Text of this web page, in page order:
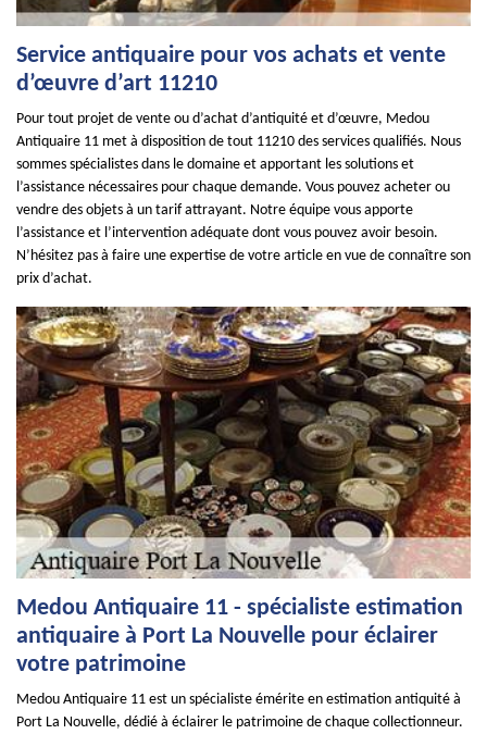
Service antiquaire pour vos achats et vente
d’œuvre d’art 11210
Pour tout projet de vente ou d’achat d’antiquité et d’œuvre, Medou
Antiquaire 11 met à disposition de tout 11210 des services qualifiés. Nous
sommes spécialistes dans le domaine et apportant les solutions et
l’assistance nécessaires pour chaque demande. Vous pouvez acheter ou
vendre des objets à un tarif attrayant. Notre équipe vous apporte
l’assistance et l’intervention adéquate dont vous pouvez avoir besoin.
N’hésitez pas à faire une expertise de votre article en vue de connaître son
prix d’achat.
Medou Antiquaire 11 - spécialiste estimation
antiquaire à Port La Nouvelle pour éclairer
votre patrimoine
Medou Antiquaire 11 est un spécialiste émérite en estimation antiquité à
Port La Nouvelle, dédié à éclairer le patrimoine de chaque collectionneur.